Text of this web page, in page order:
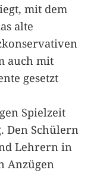
mit dem
alte
auch mit
gesetzt
Spielzeit
Den Schülern
Lehrern in
Anzügen